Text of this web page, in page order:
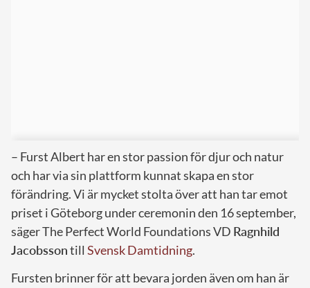
– Furst Albert har en stor passion för djur och natur
och har via sin plattform kunnat skapa en stor
förändring. Vi är mycket stolta över att han tar emot
priset i Göteborg under ceremonin den 16 september,
säger The Perfect World Foundations VD Ragnhild
Jacobssontill Svensk Damtidning.
Fursten brinner för att bevara jorden även om han är